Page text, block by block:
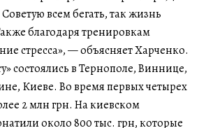
всем бегать, так жизнь
благодаря тренировкам
стресса», — объясняет Харченко.
состоялись в Тернополе, Виннице,
Киеве. Во время первых четырех
2 млн грн. На киевском
около 800 тыс. грн, которые